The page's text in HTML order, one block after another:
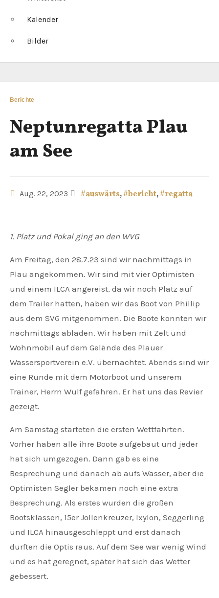
Kalender
Bilder
Berichte
Neptunregatta Plau
am See
Aug. 22, 2023 #auswärts,#bericht,#regatta
1. Platz und Pokal ging an den WVG
Am Freitag, den 28.7.23 sind wir nachmittags in
Plau angekommen. Wir sind mit vier Optimisten
und einem ILCA angereist, da wir noch Platz auf
dem Trailer hatten, haben wir das Boot von Phillip
aus dem SVG mitgenommen. Die Boote konnten wir
nachmittags abladen. Wir haben mit Zelt und
Wohnmobil auf dem Gelände des Plauer
Wassersportverein e.V. übernachtet. Abends sind wir
eine Runde mit dem Motorboot und unserem
Trainer, Herrn Wulf gefahren. Er hat uns das Revier
gezeigt.
Am Samstag starteten die ersten Wettfahrten.
Vorher haben alle ihre Boote aufgebaut und jeder
hat sich umgezogen. Dann gab es eine
Besprechung und danach ab aufs Wasser, aber die
Optimisten Segler bekamen noch eine extra
Besprechung. Als erstes wurden die großen
Bootsklassen, 15er Jollenkreuzer, Ixylon, Seggerling
und ILCA hinausgeschleppt und erst danach
durften die Optis raus. Auf dem See war wenig Wind
und es hat geregnet, später hat sich das Wetter
gebessert.